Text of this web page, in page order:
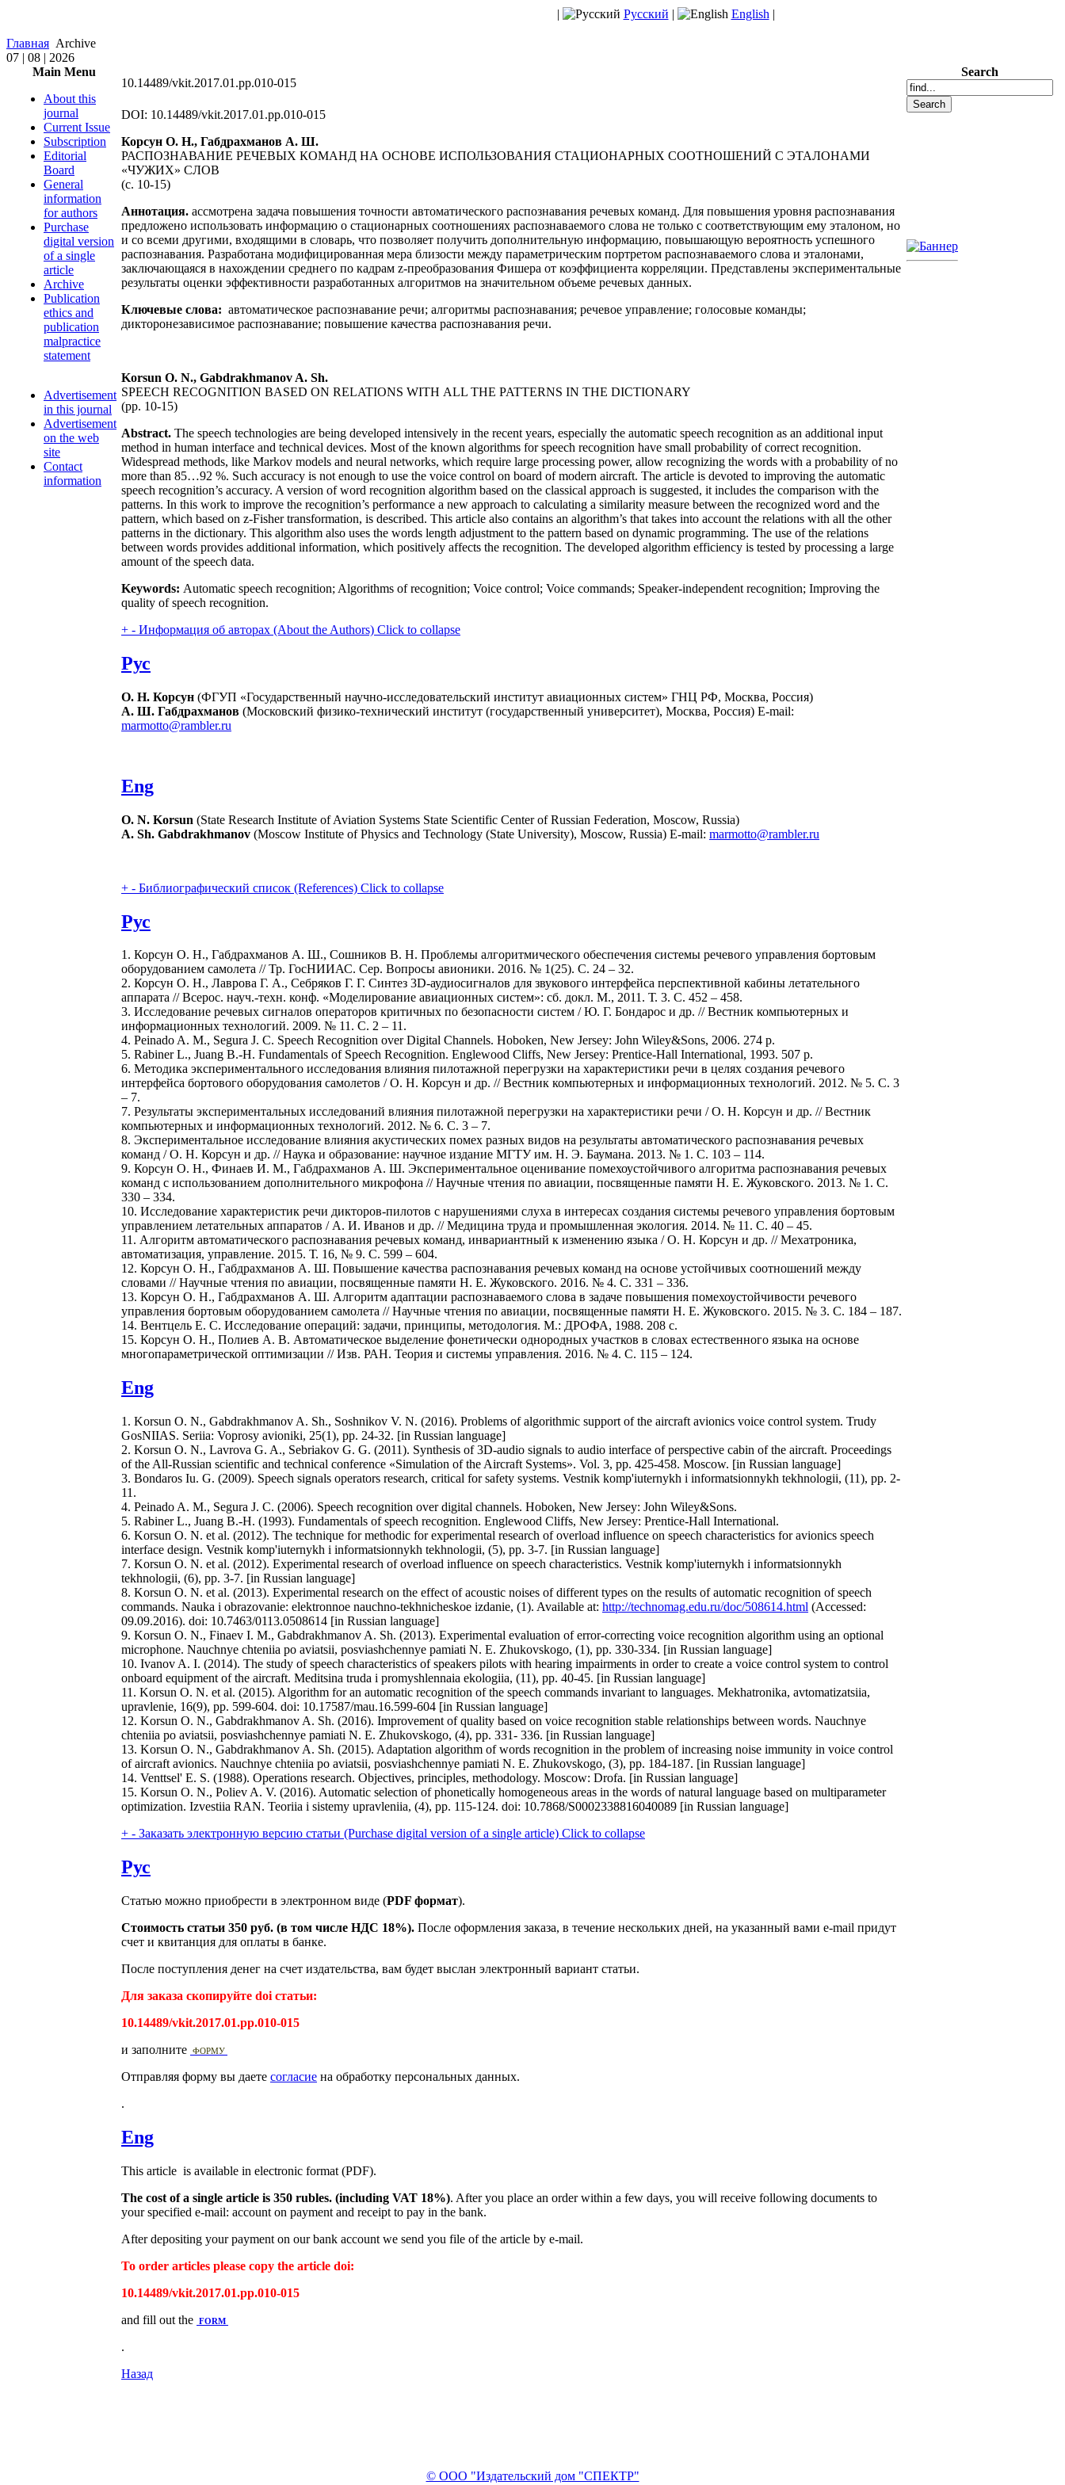
| Русский | English |
Главная Archive
07 | 08 | 2026
Main Menu
About this
journal
Current Issue
Subscription
Editorial
Board
General
information
for authors
Purchase
digital version
of a single
article
Archive
Publication
ethics and
publication
malpractice
statement
Advertisement
in this journal
Advertisement
on the web
site
Contact
information
10.14489/vkit.2017.01.pp.010-015
DOI: 10.14489/vkit.2017.01.pp.010-015
Корсун О. Н., Габдрахманов А. Ш.
РАСПОЗНАВАНИЕ РЕЧЕВЫХ КОМАНД НА ОСНОВЕ ИСПОЛЬЗОВАНИЯ СТАЦИОНАРНЫХ СООТНОШЕНИЙ С ЭТАЛОНАМИ
«ЧУЖИХ» СЛОВ
(c. 10-15)
Аннотация. ассмотрена задача повышения точности автоматического распознавания речевых команд. Для повышения уровня распознавания
предложено использовать информацию о стационарных соотношениях распознаваемого слова не только с соответствующим ему эталоном, но
и со всеми другими, входящими в словарь, что позволяет получить дополнительную информацию, повышающую вероятность успешного
распознавания. Разработана модифицированная мера близости между параметрическим портретом распознаваемого слова и эталонами,
заключающаяся в нахождении среднего по кадрам z-преобразования Фишера от коэффициента корреляции. Представлены экспериментальные
результаты оценки эффективности разработанных алгоритмов на значительном объеме речевых данных.
Ключевые слова: автоматическое распознавание речи; алгоритмы распознавания; речевое управление; голосовые команды;
дикторонезависимое распознавание; повышение качества распознавания речи.
Korsun O. N., Gabdrakhmanov A. Sh.
SPEECH RECOGNITION BASED ON RELATIONS WITH АLL THE PATTERNS IN THE DICTIONARY
(pp. 10-15)
Abstract. The speech technologies are being developed intensively in the recent years, especially the automatic speech recognition as an additional input
method in human interface and technical devices. Most of the known algorithms for speech recognition have small probability of correct recognition.
Widespread methods, like Markov models and neural networks, which require large processing power, allow recognizing the words with a probability of no
more than 85…92 %. Such accuracy is not enough to use the voice control on board of modern aircraft. The article is devoted to improving the automatic
speech recognition’s accuracy. A version of word recognition algorithm based on the classical approach is suggested, it includes the comparison with the
patterns. In this work to improve the recognition’s performance a new approach to calculating a similarity measure between the recognized word and the
pattern, which based on z-Fisher transformation, is described. This article also contains an algorithm’s that takes into account the relations with all the other
patterns in the dictionary. This algorithm also uses the words length adjustment to the pattern based on dynamic programming. The use of the relations
between words provides additional information, which positively affects the recognition. The developed algorithm efficiency is tested by processing a large
amount of the speech data.
Keywords: Automatic speech recognition; Algorithms of recognition; Voice control; Voice commands; Speaker-independent recognition; Improving the
quality of speech recognition.
+ - Информация об авторах (About the Authors) Click to collapse
Рус
О. Н. Корсун (ФГУП «Государственный научно-исследовательский институт авиационных систем» ГНЦ РФ, Москва, Россия)
А. Ш. Габдрахманов (Московский физико-технический институт (государственный университет), Москва, Россия) E-mail:
marmotto@rambler.ru
Eng
O. N. Korsun (State Research Institute of Aviation Systems State Scientific Center of Russian Federation, Moscow, Russia)
A. Sh. Gabdrakhmanov (Moscow Institute of Physics and Technology (State University), Moscow, Russia) E-mail: marmotto@rambler.ru
+ - Библиографический список (References) Click to collapse
Рус
1. Корсун О. Н., Габдрахманов А. Ш., Сошников В. Н. Проблемы алгоритмического обеспечения системы речевого управления бортовым
оборудованием самолета // Тр. ГосНИИАС. Сер. Вопросы авионики. 2016. № 1(25). С. 24 – 32.
2. Корсун О. Н., Лаврова Г. А., Себряков Г. Г. Синтез 3D-аудиосигналов для звукового интерфейса перспективной кабины летательного
аппарата // Всерос. науч.-техн. конф. «Моделирование авиационных систем»: сб. докл. М., 2011. Т. 3. С. 452 – 458.
3. Исследование речевых сигналов операторов критичных по безопасности систем / Ю. Г. Бондарос и др. // Вестник компьютерных и
информационных технологий. 2009. № 11. С. 2 – 11.
4. Peinado A. M., Segura J. C. Speech Recognition over Digital Channels. Hoboken, New Jersey: John Wiley&Sons, 2006. 274 p.
5. Rabiner L., Juang B.-H. Fundamentals of Speech Recognition. Englewood Cliffs, New Jersey: Prentice-Hall International, 1993. 507 p.
6. Методика экспериментального исследования влияния пилотажной перегрузки на характеристики речи в целях создания речевого
интерфейса бортового оборудования самолетов / О. Н. Корсун и др. // Вестник компьютерных и информационных технологий. 2012. № 5. С. 3
– 7.
7. Результаты экспериментальных исследований влияния пилотажной перегрузки на характеристики речи / О. Н. Корсун и др. // Вестник
компьютерных и информационных технологий. 2012. № 6. С. 3 – 7.
8. Экспериментальное исследование влияния акустических помех разных видов на результаты автоматического распознавания речевых
команд / О. Н. Корсун и др. // Наука и образование: научное издание МГТУ им. Н. Э. Баумана. 2013. № 1. С. 103 – 114.
9. Корсун О. Н., Финаев И. М., Габдрахманов A. Ш. Экспериментальное оценивание помехоустойчивого алгоритма распознавания речевых
команд с использованием дополнительного микрофона // Научные чтения по авиации, посвященные памяти Н. Е. Жуковского. 2013. № 1. С.
330 – 334.
10. Исследование характеристик речи дикторов-пилотов с нарушениями слуха в интересах создания системы речевого управления бортовым
управлением летательных аппаратов / А. И. Иванов и др. // Медицина труда и промышленная экология. 2014. № 11. С. 40 – 45.
11. Алгоритм автоматического распознавания речевых команд, инвариантный к изменению языка / О. Н. Корсун и др. // Мехатроника,
автоматизация, управление. 2015. Т. 16, № 9. С. 599 – 604.
12. Корсун О. Н., Габдрахманов А. Ш. Повышение качества распознавания речевых команд на основе устойчивых соотношений между
словами // Научные чтения по авиации, посвященные памяти Н. Е. Жуковского. 2016. № 4. С. 331 – 336.
13. Корсун О. Н., Габдрахманов А. Ш. Алгоритм адаптации распознаваемого слова в задаче повышения помехоустойчивости речевого
управления бортовым оборудованием самолета // Научные чтения по авиации, посвященные памяти Н. Е. Жуковского. 2015. № 3. С. 184 – 187.
14. Вентцель Е. С. Исследование операций: задачи, принципы, методология. М.: ДРОФА, 1988. 208 с.
15. Корсун О. Н., Полиев А. В. Автоматическое выделение фонетически однородных участков в словах естественного языка на основе
многопараметрической оптимизации // Изв. РАН. Теория и системы управления. 2016. № 4. С. 115 – 124.
Eng
1. Korsun O. N., Gabdrakhmanov A. Sh., Soshnikov V. N. (2016). Problems of algorithmic support of the aircraft avionics voice control system. Trudy
GosNIIAS. Seriia: Voprosy avioniki, 25(1), pp. 24-32. [in Russian language]
2. Korsun O. N., Lavrova G. A., Sebriakov G. G. (2011). Synthesis of 3D-audio signals to audio interface of perspective cabin of the aircraft. Proceedings
of the All-Russian scientific and technical conference «Simulation of the Aircraft Systems». Vol. 3, pp. 425-458. Moscow. [in Russian language]
3. Bondaros Iu. G. (2009). Speech signals operators research, critical for safety systems. Vestnik komp'iuternykh i informatsionnykh tekhnologii, (11), pp. 2-
11.
4. Peinado A. M., Segura J. C. (2006). Speech recognition over digital channels. Hoboken, New Jersey: John Wiley&Sons.
5. Rabiner L., Juang B.-H. (1993). Fundamentals of speech recognition. Englewood Cliffs, New Jersey: Prentice-Hall International.
6. Korsun O. N. et al. (2012). The technique for methodic for experimental research of overload influence on speech characteristics for avionics speech
interface design. Vestnik komp'iuternykh i informatsionnykh tekhnologii, (5), pp. 3-7. [in Russian language]
7. Korsun O. N. et al. (2012). Experimental research of overload influence on speech characteristics. Vestnik komp'iuternykh i informatsionnykh
tekhnologii, (6), pp. 3-7. [in Russian language]
8. Korsun O. N. et al. (2013). Experimental research on the effect of acoustic noises of different types on the results of automatic recognition of speech
commands. Nauka i obrazovanie: elektronnoe nauchno-tekhnicheskoe izdanie, (1). Available at: http://technomag.edu.ru/doc/508614.html (Accessed:
09.09.2016). doi: 10.7463/0113.0508614 [in Russian language]
9. Korsun O. N., Finaev I. M., Gabdrakhmanov A. Sh. (2013). Experimental evaluation of error-correcting voice recognition algorithm using an optional
microphone. Nauchnye chteniia po aviatsii, posviashchennye pamiati N. E. Zhukovskogo, (1), pp. 330-334. [in Russian language]
10. Ivanov A. I. (2014). The study of speech characteristics of speakers pilots with hearing impairments in order to create a voice control system to control
onboard equipment of the aircraft. Meditsina truda i promyshlennaia ekologiia, (11), pp. 40-45. [in Russian language]
11. Korsun O. N. et al. (2015). Algorithm for an automatic recognition of the speech commands invariant to languages. Mekhatronika, avtomatizatsiia,
upravlenie, 16(9), pp. 599-604. doi: 10.17587/mau.16.599-604 [in Russian language]
12. Korsun O. N., Gabdrakhmanov A. Sh. (2016). Improvement of quality based on voice recognition stable relationships between words. Nauchnye
chteniia po aviatsii, posviashchennye pamiati N. E. Zhukovskogo, (4), pp. 331- 336. [in Russian language]
13. Korsun O. N., Gabdrakhmanov A. Sh. (2015). Adaptation algorithm of words recognition in the problem of increasing noise immunity in voice control
of aircraft avionics. Nauchnye chteniia po aviatsii, posviashchennye pamiati N. E. Zhukovskogo, (3), pp. 184-187. [in Russian language]
14. Venttsel' E. S. (1988). Operations research. Objectives, principles, methodology. Moscow: Drofa. [in Russian language]
15. Korsun O. N., Poliev A. V. (2016). Automatic selection of phonetically homogeneous areas in the words of natural language based on multiparameter
optimization. Izvestiia RAN. Teoriia i sistemy upravleniia, (4), pp. 115-124. doi: 10.7868/S0002338816040089 [in Russian language]
+ - Заказать электронную версию статьи (Purchase digital version of a single article) Click to collapse
Рус
Статью можно приобрести в электронном виде (PDF формат).
Стоимость статьи 350 руб. (в том числе НДС 18%). После оформления заказа, в течение нескольких дней, на указанный вами e-mail придут
счет и квитанция для оплаты в банке.
После поступления денег на счет издательства, вам будет выслан электронный вариант статьи.
Для заказа скопируйте doi статьи:
10.14489/vkit.2017.01.pp.010-015
и заполните ФОРМУ
Отправляя форму вы даете согласие на обработку персональных данных.
.
Eng
This article is available in electronic format (PDF).
The cost of a single article is 350 rubles. (including VAT 18%). After you place an order within a few days, you will receive following documents to
your specified e-mail: account on payment and receipt to pay in the bank.
After depositing your payment on our bank account we send you file of the article by e-mail.
To order articles please copy the article doi:
10.14489/vkit.2017.01.pp.010-015
and fill out the FORM
.
Назад
Search
© ООО "Издательский дом "СПЕКТР"